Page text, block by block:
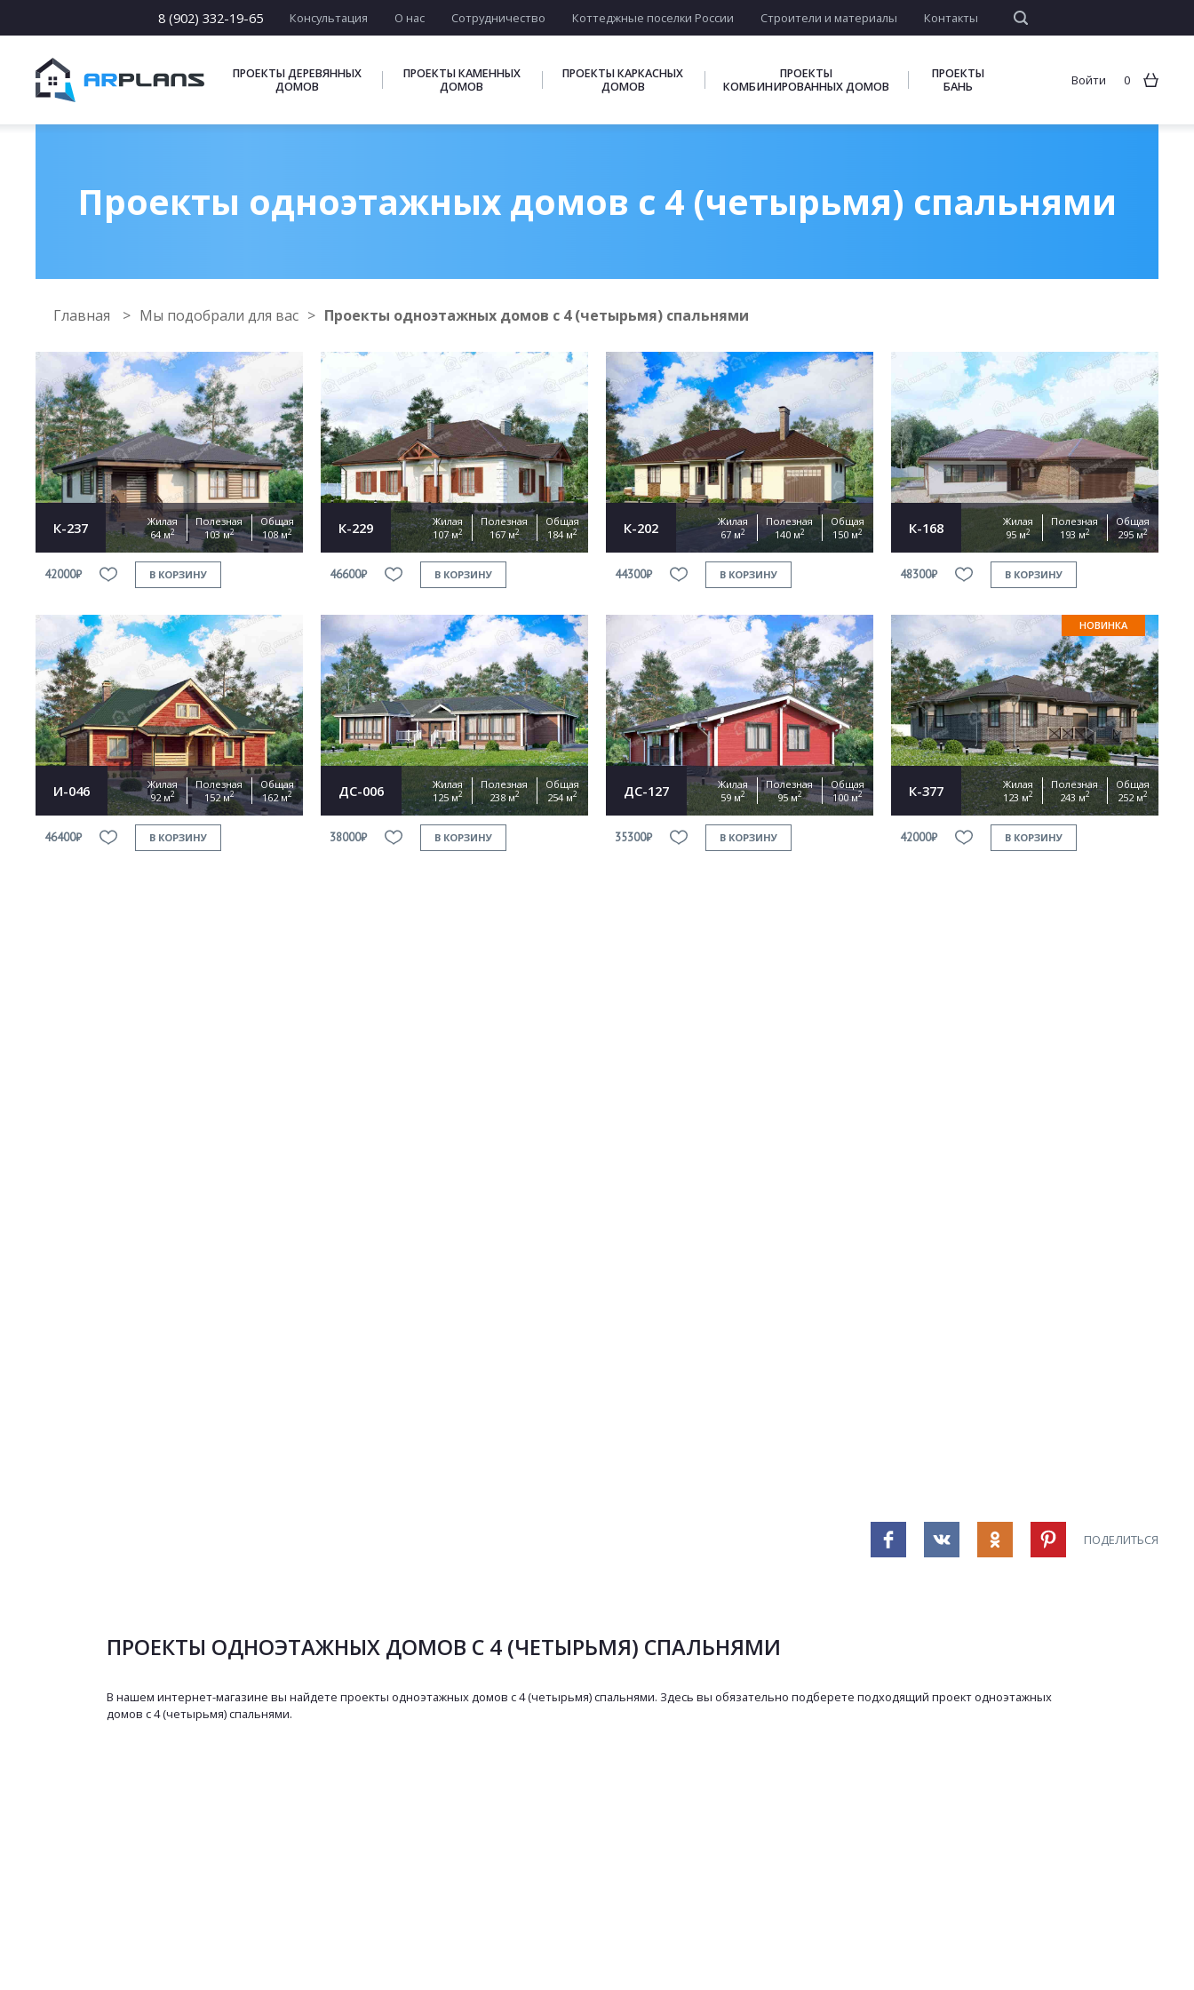
8 (902) 332-19-65 Консультация О нас Сотрудничество Коттеджные поселки России Строители и материалы Контакты
ПРОЕКТЫ ДЕРЕВЯННЫХ
ДОМОВ
ПРОЕКТЫ КАМЕННЫХ
ДОМОВ
ПРОЕКТЫ КАРКАСНЫХ
ДОМОВ
ПРОЕКТЫ
КОМБИНИРОВАННЫХ ДОМОВ
ПРОЕКТЫ
БАНЬ
Войти 0
Проекты одноэтажных домов с 4 (четырьмя) спальнями
Главная Мы подобрали для вас Проекты одноэтажных домов с 4 (четырьмя) спальнями
К-237
Жилая
64 м2
Полезная
103 м2
Общая
108 м2
42000₽ В КОРЗИНУ
К-229
Жилая
107 м2
Полезная
167 м2
Общая
184 м2
46600₽ В КОРЗИНУ
К-202
Жилая
67 м2
Полезная
140 м2
Общая
150 м2
44300₽ В КОРЗИНУ
К-168
Жилая
95 м2
Полезная
193 м2
Общая
295 м2
48300₽ В КОРЗИНУ
И-046
Жилая
92 м2
Полезная
152 м2
Общая
162 м2
46400₽ В КОРЗИНУ
ДС-006
Жилая
125 м2
Полезная
238 м2
Общая
254 м2
38000₽ В КОРЗИНУ
ДС-127
Жилая
59 м2
Полезная
95 м2
Общая
100 м2
35300₽ В КОРЗИНУ
НОВИНКА
К-377
Жилая
123 м2
Полезная
243 м2
Общая
252 м2
42000₽ В КОРЗИНУ
ПОДЕЛИТЬСЯ
ПРОЕКТЫ ОДНОЭТАЖНЫХ ДОМОВ С 4 (ЧЕТЫРЬМЯ) СПАЛЬНЯМИ
В нашем интернет-магазине вы найдете проекты одноэтажных домов с 4 (четырьмя) спальнями. Здесь вы обязательно подберете подходящий проект одноэтажных
домов с 4 (четырьмя) спальнями.